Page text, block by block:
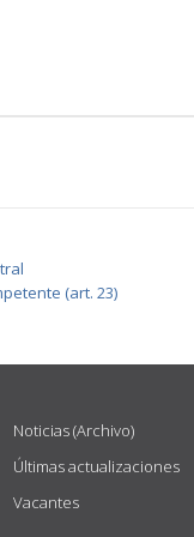
(art. 23)
Noticias (Archivo)
Últimas actualizaciones
Vacantes